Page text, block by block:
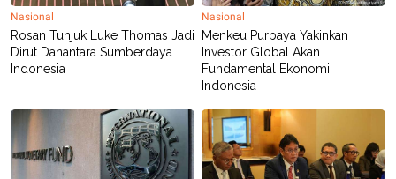
Nasional
Rosan Tunjuk Luke Thomas Jadi
Dirut Danantara Sumberdaya
Indonesia
Nasional
Menkeu Purbaya Yakinkan
Investor Global Akan
Fundamental Ekonomi
Indonesia